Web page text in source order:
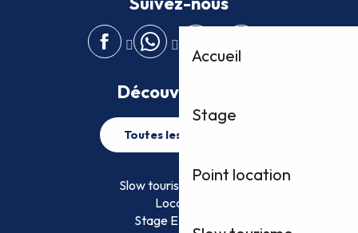
Accueil
Stage
Point location
Découvrez plus
Toutes les activités
Slow tourisme FFVoile
Location
Stage EFVoile